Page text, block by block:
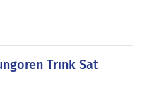
Trink Sat